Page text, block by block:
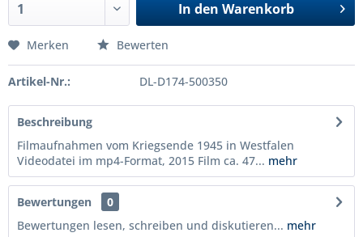
In den Warenkorb
Merken Bewerten
Artikel-Nr.: DL-D174-500350
Beschreibung
Filmaufnahmen vom Kriegsende 1945 in Westfalen
Videodatei im mp4-Format, 2015 Film ca. 47... mehr
Bewertungen
0
Bewertungen lesen, schreiben und diskutieren... mehr